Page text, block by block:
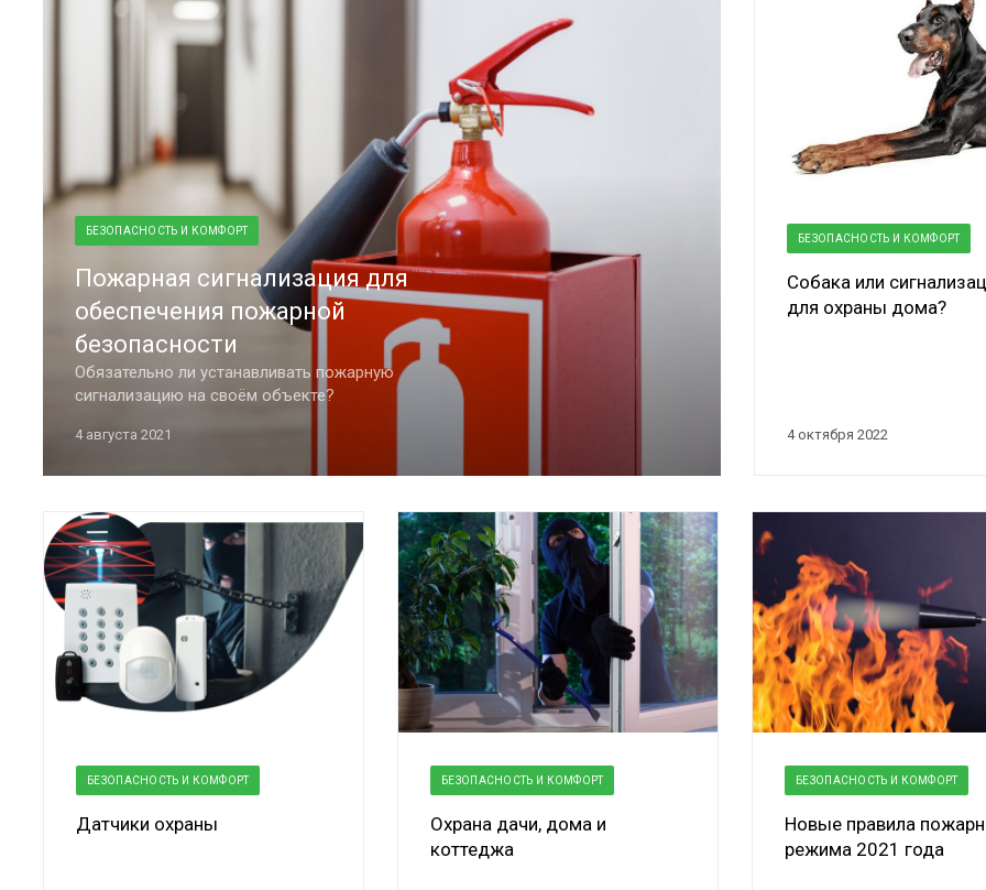
БЕЗОПАСНОСТЬ И КОМФОРТ
Пожарная сигнализация для
обеспечения пожарной
безопасности
Обязательно ли устанавливать пожарную
сигнализацию на своём объекте?
Что грозит за неисполнение Федерального закона
4 августа 2021 4 октября 2022
БЕЗОПАСНОСТЬ И КОМФОРТ
Собака или
для охраны дома?
БЕЗОПАСНОСТЬ И КОМФОРТ
Датчики охраны
БЕЗОПАСНОСТЬ И КОМФОРТ
Охрана дачи, дома и
коттеджа
БЕЗОПАСНОСТЬ И КОМФОРТ
Новые правила
режима 2021 года